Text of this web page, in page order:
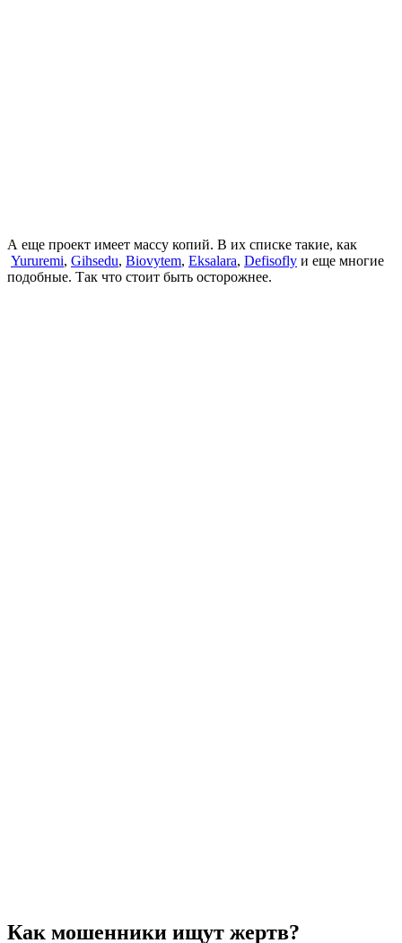
А еще проект имеет массу копий. В их списке такие, как
Yururemi, Gihsedu, Biovytem, Eksalara, Defisofly и еще многие
подобные. Так что стоит быть осторожнее.
Как мошенники ищут жертв?